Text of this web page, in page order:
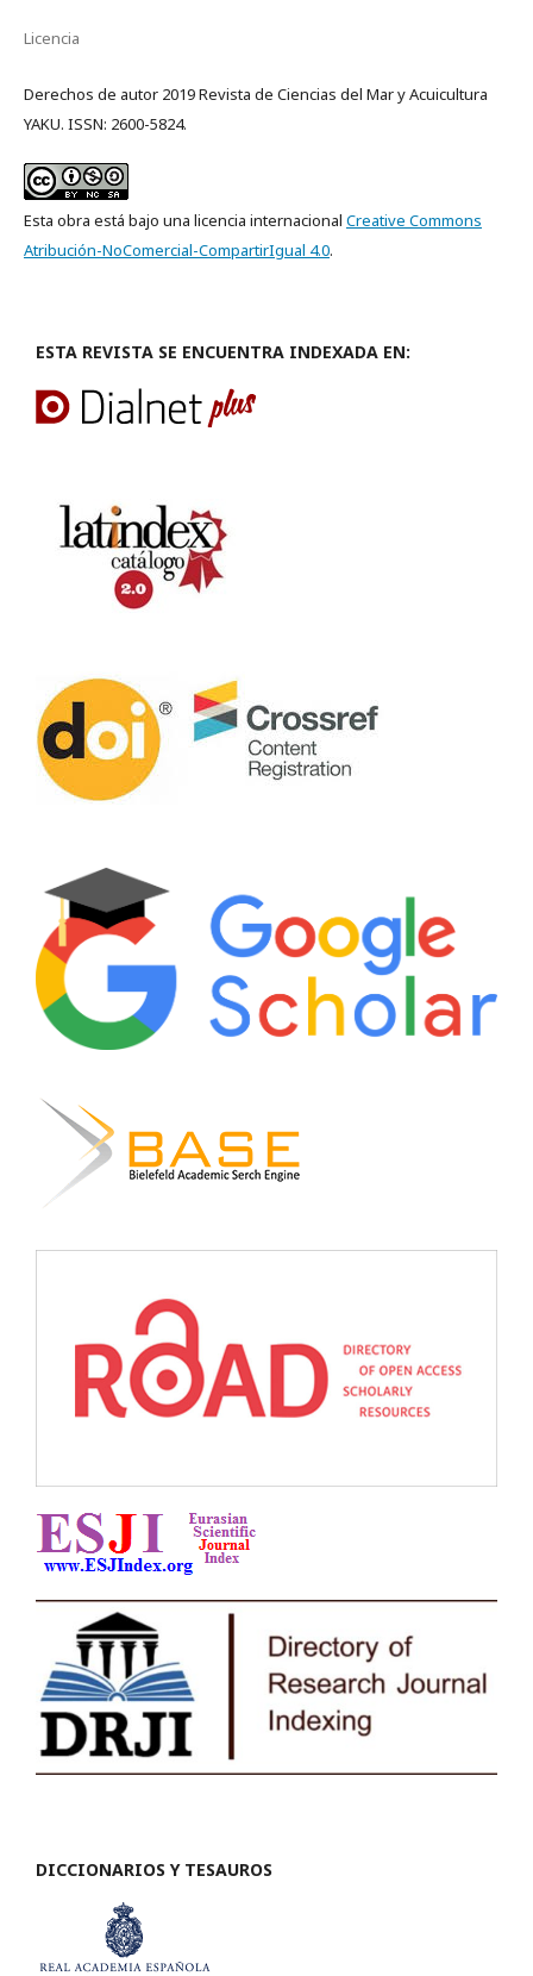
Licencia
Derechos de autor 2019 Revista de Ciencias del Mar y Acuicultura
YAKU. ISSN: 2600-5824.
Esta obra está bajo una licencia internacional Creative Commons
Atribución-NoComercial-CompartirIgual 4.0.
ESTA REVISTA SE ENCUENTRA INDEXADA EN:
DICCIONARIOS Y TESAUROS